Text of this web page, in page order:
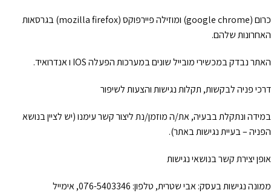
כרום (google chrome) ומוזילה פיירפוקס (mozilla firefox) בגרסאות
האחרונות שלהם.
האתר נבדק במכשירי מובייל שונים במערכות הפעלה IOS ו אנדרואיד.
דרכי פניה לבקשות, תקלות נגישות והצעות לשיפור
במידה ונתקלת בבעיה, את/ה מוזמן/נת ליצור קשר עימנו (יש לציין בנושא
הפניה – בעיית נגישות באתר).
אופן יצירת קשר בנושאי נגישות
ממונה נגישות בעסק: אבי שטרית, טלפון: 076-5403346, אימייל